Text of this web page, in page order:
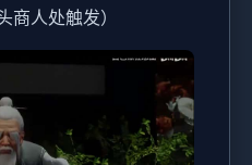
商人处触发）